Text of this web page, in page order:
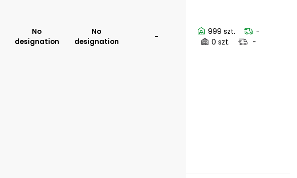
No
designation
No
designation
-
999 szt.
-
0 szt.
-